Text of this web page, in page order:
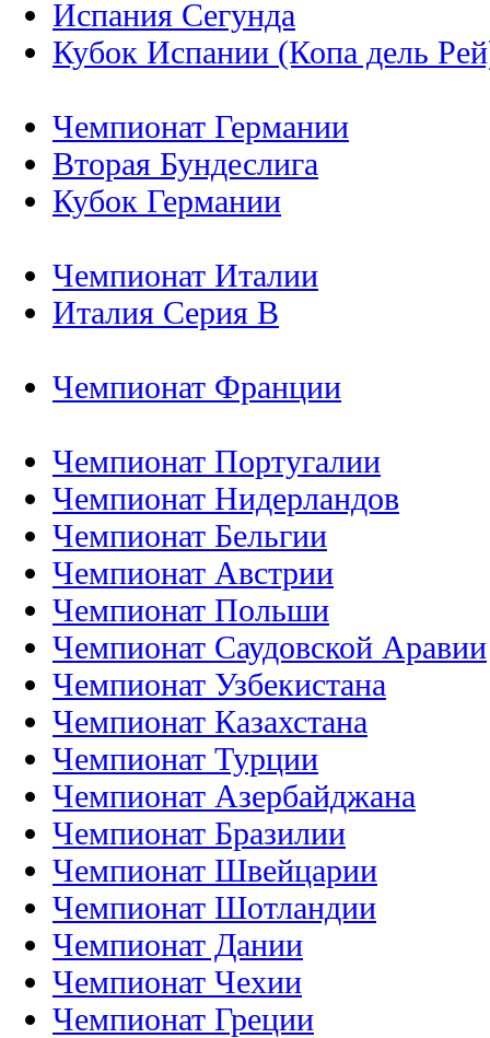
Испания Сегунда
Кубок Испании (Копа дель
Чемпионат Германии
Вторая Бундеслига
Кубок Германии
Чемпионат Италии
Италия Серия B
Чемпионат Франции
Чемпионат Португалии
Чемпионат Нидерландов
Чемпионат Бельгии
Чемпионат Австрии
Чемпионат Польши
Чемпионат Саудовской Аравии
Чемпионат Узбекистана
Чемпионат Казахстана
Чемпионат Турции
Чемпионат Азербайджана
Чемпионат Бразилии
Чемпионат Швейцарии
Чемпионат Шотландии
Чемпионат Дании
Чемпионат Чехии
Чемпионат Греции